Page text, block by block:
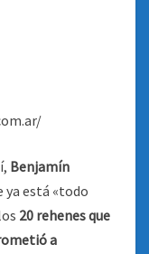
Benjamín
ya está «todo
20 rehenes que
a